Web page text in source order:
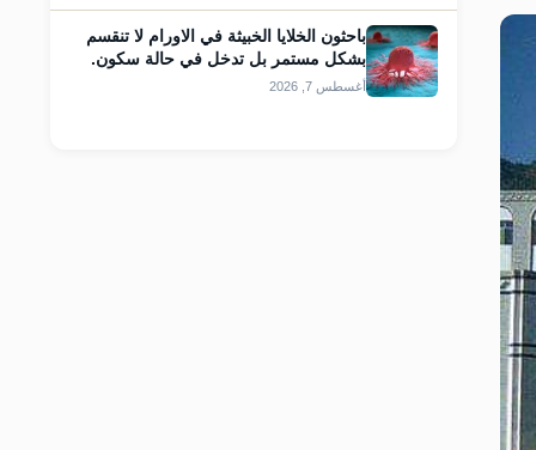
باحثون الخلايا الخبيثة في الاورام لا تنقسم
بشكل مستمر بل تدخل في حالة سكون.
أغسطس 7, 2026